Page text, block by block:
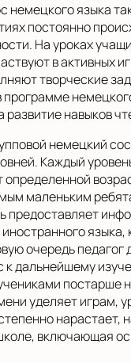
немецкого языка
постоянно
На уроках
в активных
творческие
программе
развитие навыков
немецкий
Каждый
определенной
маленьким
предоставляет
языка,
очередь педагог
к дальнейшему
постарше
уделяет играм,
нарастает,
включающая